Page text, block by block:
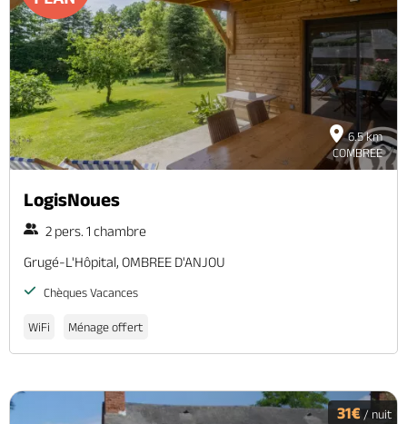
6.5 km
COMBREE
LogisNoues
2 pers. 1 chambre
Grugé-L'Hôpital, OMBREE D'ANJOU
Chèques Vacances
WiFi Ménage offert
31€ / nuit